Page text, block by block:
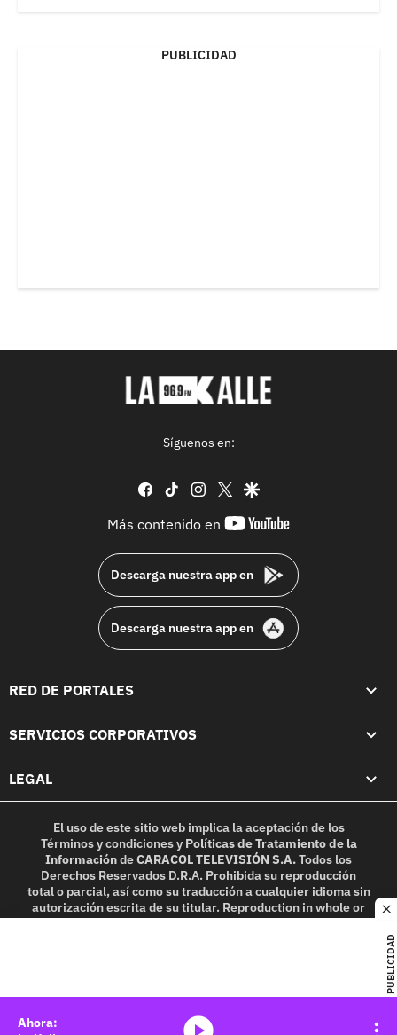
PUBLICIDAD
PUBLICIDAD
Síguenos en:
facebook
tiktok instagram
twittergoogle
Más contenido en
youtube-
Descarga nuestra app en
Descarga nuestra app en
RED DE PORTALES
SERVICIOS CORPORATIVOS
LEGAL
El uso de este sitio web implica la aceptación de los
Términos y condicionesy Políticas de Tratamiento de la
InformacióndeCARACOL TELEVISIÓN S.A.Todos los
Derechos Reservados D.R.A. Prohibida su reproducción
total o parcial, así como su traducción a cualquier idioma sin
autorización escrita de su titular. Reproduction in whole or